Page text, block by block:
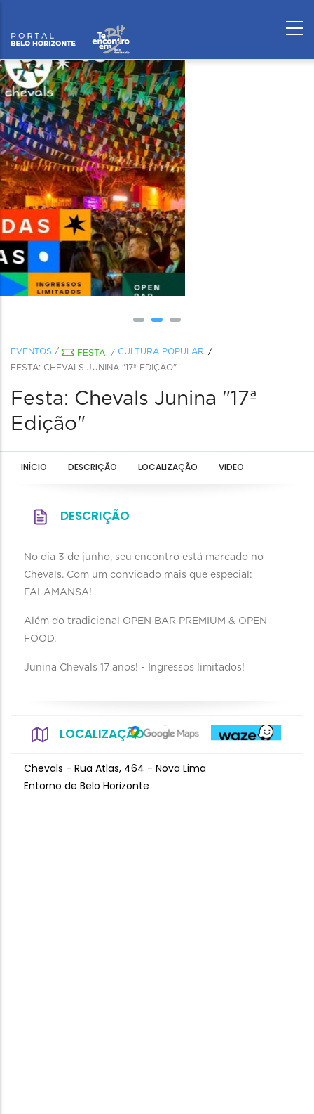
EVENTOS / FESTA / CULTURA POPULAR
FESTA: CHEVALS JUNINA "17ª EDIÇÃO"
Festa: Chevals Junina "17ª
Edição"
INÍCIO DESCRIÇÃO LOCALIZAÇÃO VIDEO
DESCRIÇÃO
No dia 3 de junho, seu encontro está marcado no
Chevals. Com um convidado mais que especial:
FALAMANSA!
Além do tradicional OPEN BAR PREMIUM & OPEN
FOOD.
Junina Chevals 17 anos! - Ingressos limitados!
LOCALIZAÇÃO
Chevals - Rua Atlas, 464 - Nova Lima
Entorno de Belo Horizonte